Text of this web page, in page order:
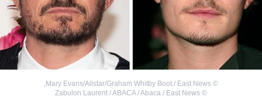
©
Mary Evans/Allstar/Graham Whitby Boot./ East News
,
©
Zabulon Laurent / ABACA / Abaca / East News